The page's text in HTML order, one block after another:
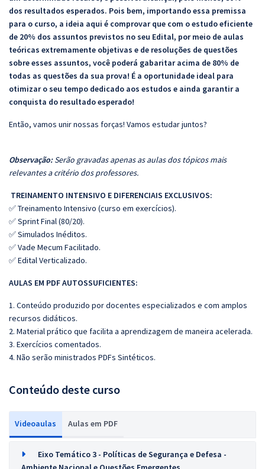
dos resultados esperados. Pois bem, importando essa premissa
para o curso, a ideia aqui é comprovar que com o estudo eficiente
de 20% dos assuntos previstos no seu Edital, por meio de aulas
teóricas extremamente objetivas e de resoluções de questões
sobre esses assuntos, você poderá gabaritar acima de 80% de
todas as questões da sua prova! É a oportunidade ideal para
otimizar o seu tempo dedicado aos estudos e ainda garantir a
conquista do resultado esperado!
Então, vamos unir nossas forças! Vamos estudar juntos?
Observação:Serão gravadas apenas as aulas dos tópicos mais
relevantes a critério dos professores.
TREINAMENTO INTENSIVO E DIFERENCIAIS EXCLUSIVOS:
✅ Treinamento Intensivo (curso em exercícios).
✅ Sprint Final (80/20).
✅ Simulados Inéditos.
✅ Vade Mecum Facilitado.
✅ Edital Verticalizado.
AULAS EM PDF AUTOSSUFICIENTES:
1. Conteúdo produzido por docentes especializados e com amplos
recursos didáticos.
2. Material prático que facilita a aprendizagem de maneira acelerada.
3. Exercícios comentados.
4. Não serão ministrados PDFs Sintéticos.
Conteúdo deste curso
Videoaulas Aulas em PDF
Eixo Temático 3 - Políticas de Segurança e Defesa -